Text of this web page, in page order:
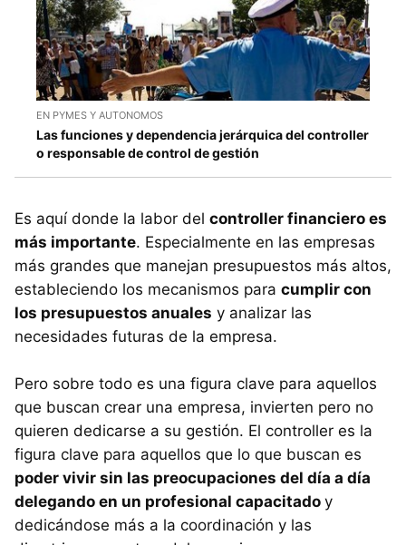
EN PYMES Y AUTONOMOS
Las funciones y dependencia jerárquica del controller
o responsable de control de gestión
Es aquí donde la labor del controller financiero es
más importante. Especialmente en las empresas
más grandes que manejan presupuestos más altos,
estableciendo los mecanismos para cumplir con
los presupuestos anuales y analizar las
necesidades futuras de la empresa.
Pero sobre todo es una figura clave para aquellos
que buscan crear una empresa, invierten pero no
quieren dedicarse a su gestión. El controller es la
figura clave para aquellos que lo que buscan es
poder vivir sin las preocupaciones del día a día
delegando en un profesional capacitado y
dedicándose más a la coordinación y las